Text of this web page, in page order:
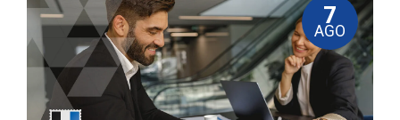
7
AGO